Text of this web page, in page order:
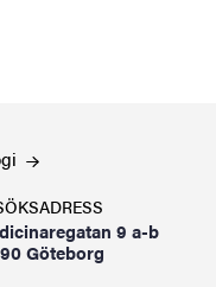
9 a-b
Göteborg